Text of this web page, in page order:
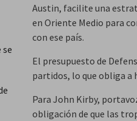
Austin, facilite una
en Oriente Medio para
con ese país.
El presupuesto de
partidos, lo que obliga a
Para John Kirby,
obligación de que las